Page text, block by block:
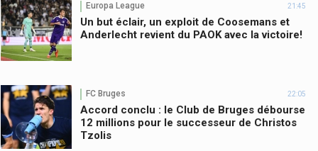
Europa League 21:45
Un but éclair, un exploit de Coosemans et
Anderlecht revient du PAOK avec la victoire!
FC Bruges 22:05
Accord conclu : le Club de Bruges débourse
12 millions pour le successeur de Christos
Tzolis